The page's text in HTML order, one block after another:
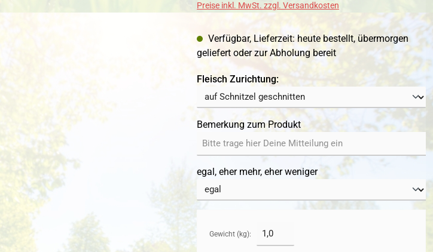
Preise inkl. MwSt. zzgl. Versandkosten
Verfügbar, Lieferzeit: heute bestellt, übermorgen
geliefert oder zur Abholung bereit
Fleisch Zurichtung:auswählen
Bemerkung zum Produkt
egal, eher mehr, eher weniger
Gewicht (kg):